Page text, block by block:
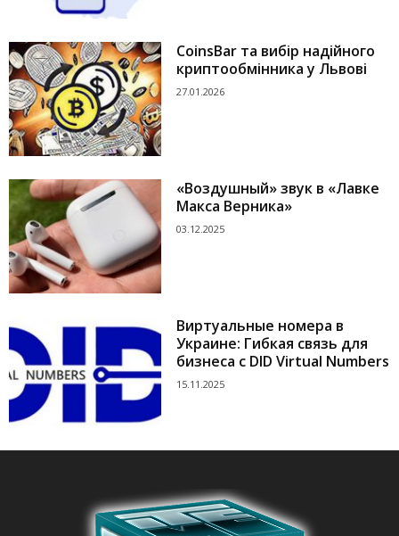
CoinsBar та вибір надійного
криптообмінника у Львові
27.01.2026
«Воздушный» звук в «Лавке
Макса Верника»
03.12.2025
Виртуальные номера в
Украине: Гибкая связь для
бизнеса с DID Virtual Numbers
15.11.2025